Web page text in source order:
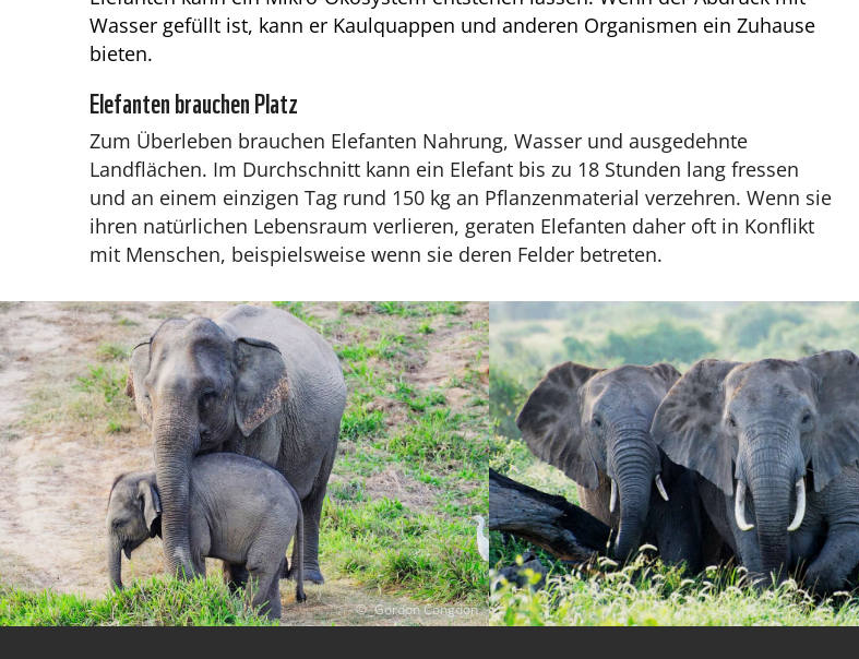
Wasser gefüllt ist, kann er Kaulquappen und anderen Organismen ein Zuhause
bieten.
Elefanten brauchen Platz
Zum Überleben brauchen Elefanten Nahrung, Wasser und ausgedehnte
Landflächen. Im Durchschnitt kann ein Elefant bis zu 18 Stunden lang fressen
und an einem einzigen Tag rund 150 kg an Pflanzenmaterial verzehren. Wenn sie
ihren natürlichen Lebensraum verlieren, geraten Elefanten daher oft in Konflikt
mit Menschen, beispielsweise wenn sie deren Felder betreten.
_Gordon Congdon